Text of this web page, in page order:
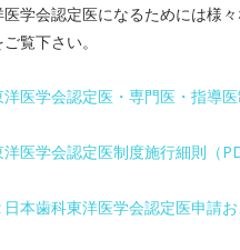
学会認定医になるためには様
覧下さい。
医学会認定医・専門医・指導医
医学会認定医制度施行細則（
本歯科東洋医学会認定医申請お